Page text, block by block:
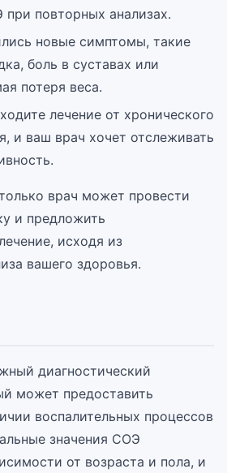
повторных анализах.
новые симптомы, такие
боль в суставах или
потеря веса.
лечение от хронического
и ваш врач хочет отслеживать
врач может провести
и предложить
исходя из
вашего здоровья.
диагностический
может предоставить
воспалительных процессов
значения СОЭ
от возраста и пола, и